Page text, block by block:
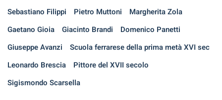
Sebastiano Filippi
Pietro Muttoni
Margherita Zola
Gaetano Gioia
Giacinto Brandi
Domenico Panetti
Giuseppe Avanzi
Scuola ferrarese della prima metà XVI sec
Leonardo Brescia
Pittore del XVII secolo
Sigismondo Scarsella